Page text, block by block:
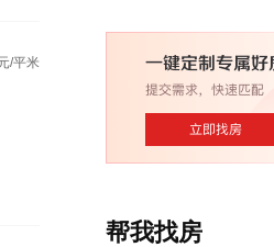
/平米
帮我找房